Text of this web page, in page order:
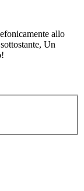
allo
Un